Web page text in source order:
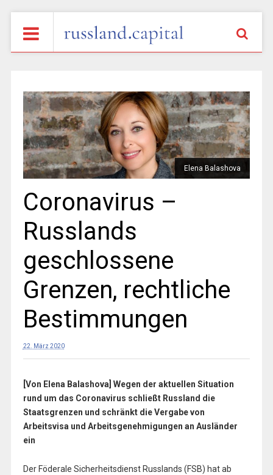
Elena Balashova
Coronavirus –
Russlands
geschlossene
Grenzen, rechtliche
Bestimmungen
22. März 2020
[Von Elena Balashova] Wegen der aktuellen Situation
rund um das Coronavirus schließt Russland die
Staatsgrenzen und schränkt die Vergabe von
Arbeitsvisa und Arbeitsgenehmigungen an Ausländer
ein
Der Föderale Sicherheitsdienst Russlands (FSB) hat ab